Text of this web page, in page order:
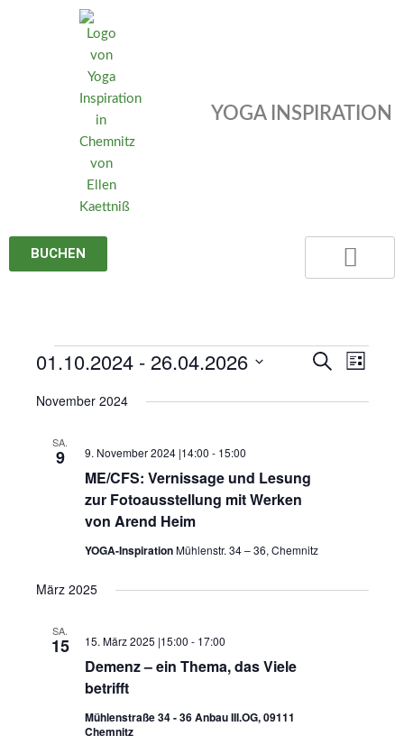
YOGA INSPIRATION
BUCHEN
Veranstaltungen
Veranstaltungen
und
Suche
Liste
01.10.2024 - 26.04.2026
wählen.
November 2024
SA.
9
ME/CFS: Vernissage und Lesung
zur Fotoausstellung mit Werken
von Arend Heim
9. November 2024 |14:00 - 15:00
YOGA-InspirationMühlenstr. 34 – 36, Chemnitz
März 2025
SA.
15
Demenz – ein Thema, das Viele
betrifft
15. März 2025 |15:00 - 17:00
Mühlenstraße 34 - 36 Anbau III.OG, 09111
Chemnitz